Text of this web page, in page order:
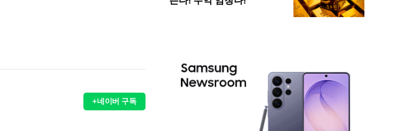
+네이버 구독